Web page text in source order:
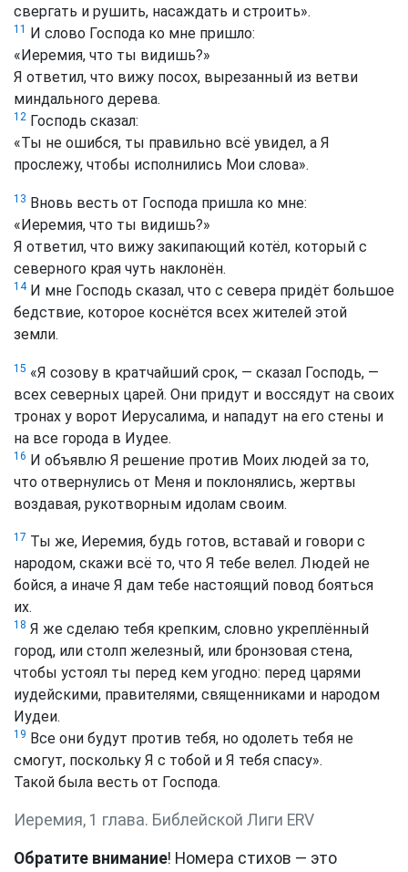
свергать и рушить, насаждать и строить».
11
И слово Господа ко мне пришло:
«Иеремия, что ты видишь?»
Я ответил, что вижу посох, вырезанный из ветви
миндального дерева.
12 Господь сказал:
«Ты не ошибся, ты правильно всё увидел, а Я
прослежу, чтобы исполнились Мои слова».
13 Вновь весть от Господа пришла ко мне:
«Иеремия, что ты видишь?»
Я ответил, что вижу закипающий котёл, который с
северного края чуть наклонён.
14И мне Господь сказал, что с севера придёт большое
бедствие, которое коснётся всех жителей этой
земли.
15 «Я созову в кратчайший срок, — сказал Господь, —
всех северных царей. Они придут и воссядут на своих
тронах у ворот Иерусалима, и нападут на его стены и
на все города в Иудее.
16 И объявлю Я решение против Моих людей за то,
что отвернулись от Меня и поклонялись, жертвы
воздавая, рукотворным идолам своим.
17 Ты же, Иеремия, будь готов, вставай и говори с
народом, скажи всё то, что Я тебе велел. Людей не
бойся, а иначе Я дам тебе настоящий повод бояться
их.
18 Я же сделаю тебя крепким, словно укреплённый
город, или столп железный, или бронзовая стена,
чтобы устоял ты перед кем угодно: перед царями
иудейскими, правителями, священниками и народом
Иудеи.
19 Все они будут против тебя, но одолеть тебя не
смогут, поскольку Я с тобой и Я тебя спасу».
Такой была весть от Господа.
Иеремия, 1 глава. Библейской Лиги ERV
Обратите внимание! Номера стихов — это